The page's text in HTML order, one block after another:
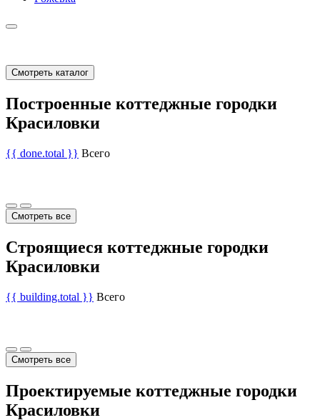
Смотреть каталог
Построенные коттеджные городки
Красиловки
{{ done.total }} Всего
Смотреть все
Строящиеся коттеджные городки
Красиловки
{{ building.total }} Всего
Смотреть все
Проектируемые коттеджные городки
Красиловки